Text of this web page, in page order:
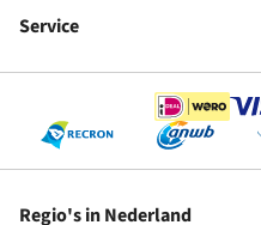
Service
Regio's in Nederland